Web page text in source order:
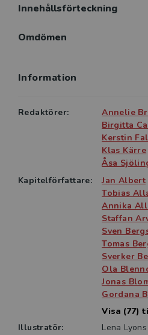
laboratoriet för att
Bokens kliniska kapitel utgår
provtagning och särskilda
klinisk immunologi.
Medicinsk mikrobiologi &
hand till studenter inom
biomedicinska
med intresse för mikrobiologi
stor nytta av den. Boken är
och andra yrkesgrupper
mikrobiologi, immunologi och
Innehållsförteckning
Omdömen
Information
Redaktörer:
Annelie
Birgitta
Kerstin
Klas Kärre
Åsa
Kapitelförfattare:
Jan Albert
Tobias
Annika
Staffan
Sven
Tomas
Sverker
Ola
Jonas
Gordana
Visa (77)
Illustratör:
Lena Lyons